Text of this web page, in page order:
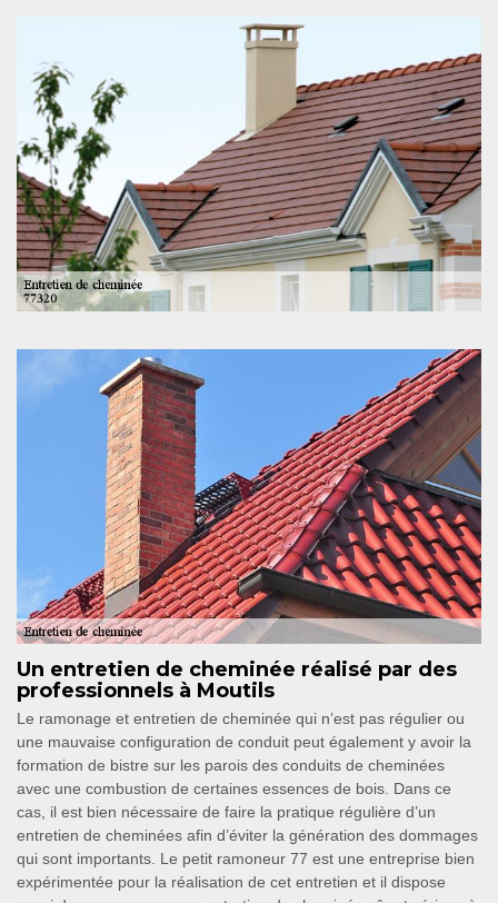
Un entretien de cheminée réalisé par des
professionnels à Moutils
Le ramonage et entretien de cheminée qui n’est pas régulier ou
une mauvaise configuration de conduit peut également y avoir la
formation de bistre sur les parois des conduits de cheminées
avec une combustion de certaines essences de bois. Dans ce
cas, il est bien nécessaire de faire la pratique régulière d’un
entretien de cheminées afin d’éviter la génération des dommages
qui sont importants. Le petit ramoneur 77 est une entreprise bien
expérimentée pour la réalisation de cet entretien et il dispose